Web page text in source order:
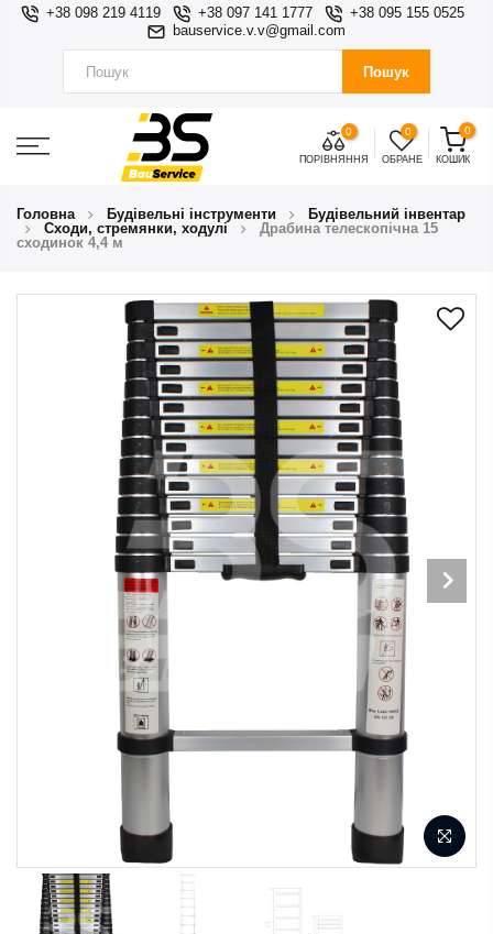
+38 098 219 4119 +38 097 141 1777
+38 095 155 0525
bauservice.v.v@gmail.com
Пошук
0
ПОРІВНЯННЯ
0
ОБРАНЕ
0
КОШИК
Головна Будівельні інструменти
Будівельний інвентар
Сходи, стремянки, ходулі
Драбина телескопічна 15
сходинок 4,4 м